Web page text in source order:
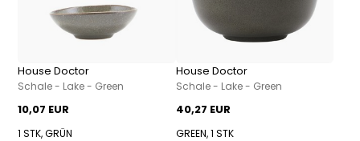
House Doctor
Schale - Lake - Green
10,07 EUR
1 STK, GRÜN
House Doctor
Schale - Lake - Green
40,27 EUR
GREEN, 1 STK